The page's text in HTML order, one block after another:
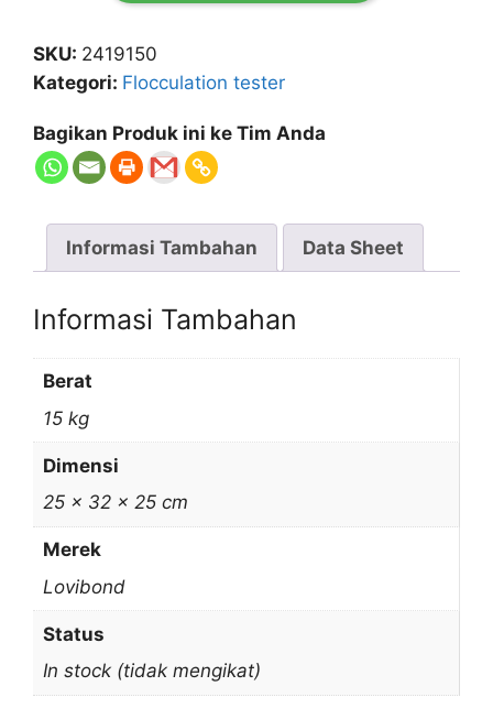
SKU: 2419150
Kategori: Flocculation tester
Bagikan Produk ini ke Tim Anda
Informasi Tambahan Data Sheet
Informasi Tambahan
Berat
15 kg
Dimensi
25 × 32 × 25 cm
Merek
Lovibond
Status
In stock (tidak mengikat)